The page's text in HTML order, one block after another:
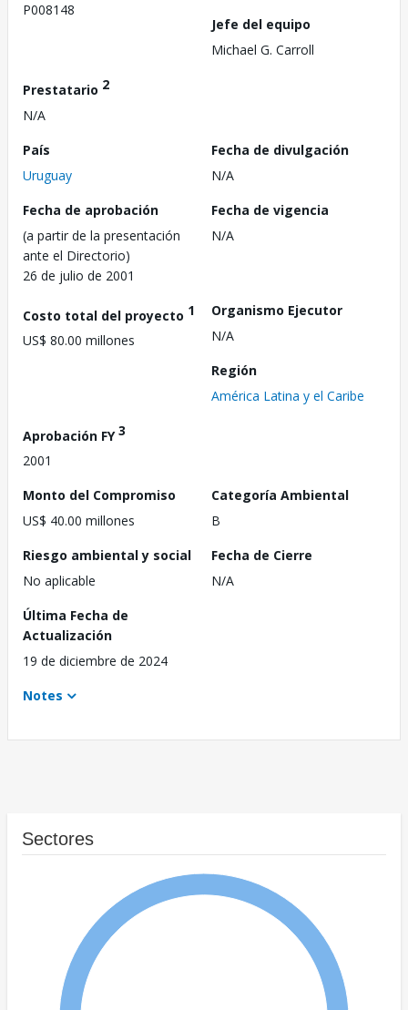
P008148
Jefe del equipo
Michael G. Carroll
Prestatario 2
N/A
País
Uruguay
Fecha de divulgación
N/A
Fecha de aprobación
(a partir de la presentación
ante el Directorio)
26 de julio de 2001
Fecha de vigencia
N/A
Costo total del proyecto 1
US$ 80.00 millones
Organismo Ejecutor
N/A
Región
América Latina y el Caribe
Aprobación FY3
2001
Monto del Compromiso
US$ 40.00 millones
Categoría Ambiental
B
Riesgo ambiental y social
No aplicable
Fecha de Cierre
N/A
Última Fecha de
Actualización
19 de diciembre de 2024
Notes
Sectores